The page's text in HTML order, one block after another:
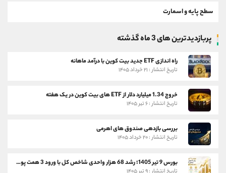
سطح پایه و اسمارت
پربازدیدترین های 3 ماه گذشته
راه اندازی ETF جدید بیت کوین با درآمد ماهانه
تاریخ انتشار : ۲۱ خرداد ۱۴۰۵
خروج 1.34 میلیارد دلار از ETF های بیت کوین در یک هفته
تاریخ انتشار : ۶ تیر ۱۴۰۵
بررسی بازدهی صندوق های اهرمی
تاریخ انتشار : ۲۰ خرداد ۱۴۰۵
بورس 9 تیر 1405؛ رشد 68 هزار واحدی شاخص کل با ورود 3 همت پول حقیقی